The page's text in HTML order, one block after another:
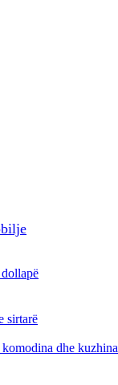
sirtarë
dhe kuzhina